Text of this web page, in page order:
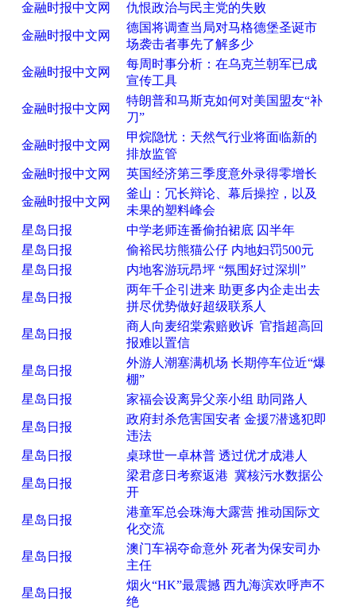
金融时报中文网
仇恨政治与民主党的失败
金融时报中文网
德国将调查当局对马格德堡圣诞市
场袭击者事先了解多少
金融时报中文网
每周时事分析：在乌克兰朝军已成
宣传工具
金融时报中文网
特朗普和马斯克如何对美国盟友“补
刀”
金融时报中文网
甲烷隐忧：天然气行业将面临新的
排放监管
金融时报中文网
英国经济第三季度意外录得零增长
金融时报中文网
釜山：冗长辩论、幕后操控，以及
未果的塑料峰会
星岛日报
中学老师连番偷拍裙底 囚半年
星岛日报
偷裕民坊熊猫公仔 内地妇罚500元
星岛日报
内地客游玩昂坪 “氛围好过深圳”
星岛日报
两年千企引进来 助更多内企走出去
拼尽优势做好超级联系人
星岛日报
商人向麦绍棠索赔败诉 官指超高回
报难以置信
星岛日报
外游人潮塞满机场 长期停车位近“爆
棚”
星岛日报
家福会设离异父亲小组 助同路人
星岛日报
政府封杀危害国安者 金援7潜逃犯即
违法
星岛日报
桌球世一卓林普 透过优才成港人
星岛日报
梁君彦日考察返港 冀核污水数据公
开
星岛日报
港童军总会珠海大露营 推动国际文
化交流
星岛日报
澳门车祸夺命意外 死者为保安司办
主任
星岛日报
烟火“HK”最震撼 西九海滨欢呼声不
绝